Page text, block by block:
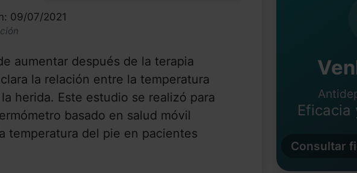
09/07/2021
aumentar después de la terapia
la relación entre la temperatura
herida. Este estudio se realizó para
basado en salud móvil
temperatura del pie en pacientes
Consultar